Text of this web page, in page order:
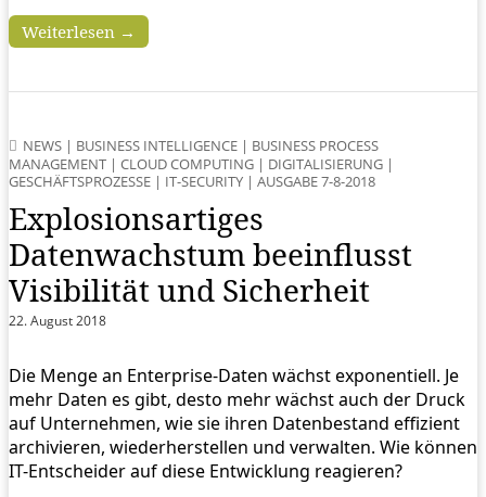
Weiterlesen →
NEWS | BUSINESS INTELLIGENCE | BUSINESS PROCESS
MANAGEMENT | CLOUD COMPUTING | DIGITALISIERUNG |
GESCHÄFTSPROZESSE | IT-SECURITY | AUSGABE 7-8-2018
Explosionsartiges
Datenwachstum beeinflusst
Visibilität und Sicherheit
22. August 2018
Die Menge an Enterprise-Daten wächst exponentiell. Je
mehr Daten es gibt, desto mehr wächst auch der Druck
auf Unternehmen, wie sie ihren Datenbestand effizient
archivieren, wiederherstellen und verwalten. Wie können
IT-Entscheider auf diese Entwicklung reagieren?